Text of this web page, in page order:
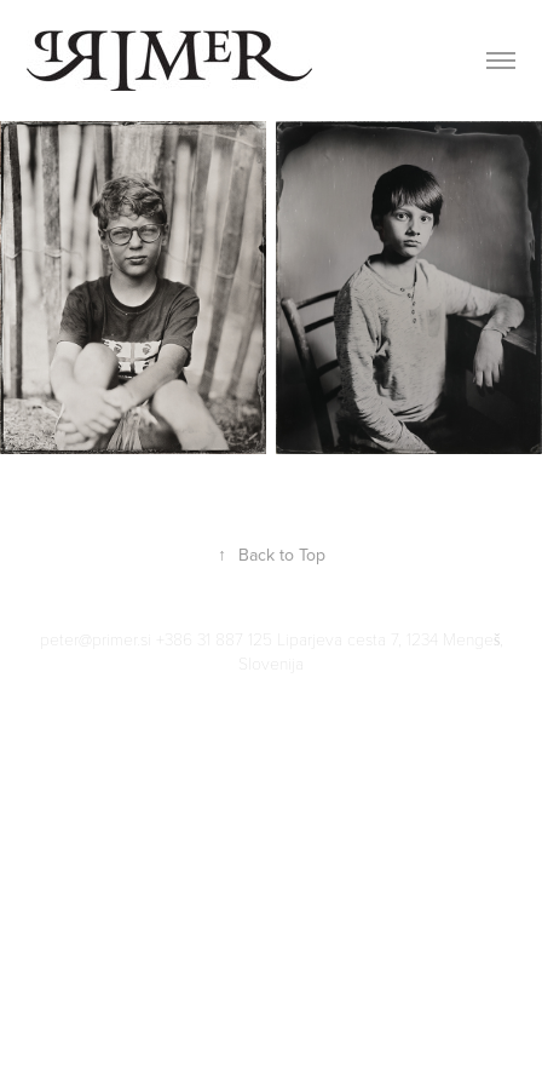
↑ Back to Top
peter@primer.si +386 31 887 125 Liparjeva cesta 7, 1234 Mengeš,